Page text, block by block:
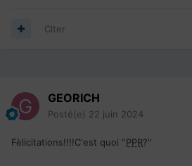
Citer
GEORICH
Posté(e) 22 juin 2024
Fèlicitations!!!!C'est quoi ''PPR?''